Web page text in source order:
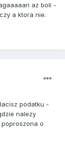
az boli -
a ktora nie.
podatku -
nalezy
o